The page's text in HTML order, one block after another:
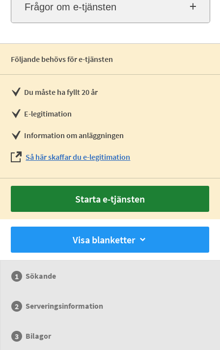
Frågor om e-tjänsten
Följande behövs för e-tjänsten
Du måste ha fyllt 20 år
E-legitimation
Information om anläggningen
Så här skaffar du e-legitimation
Starta e-tjänsten
Visa blanketter
Sökande
Serveringsinformation
Bilagor